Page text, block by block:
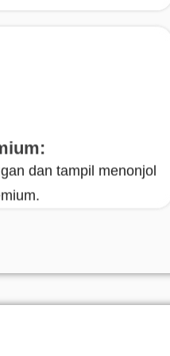
dan tampil menonjol